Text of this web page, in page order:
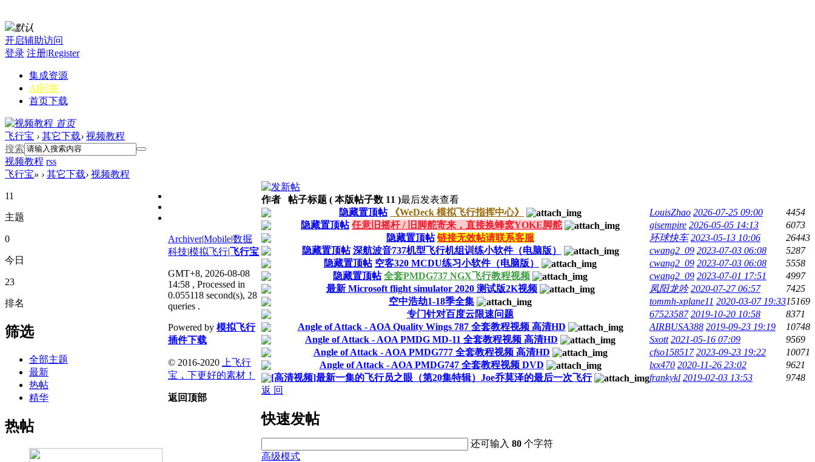
默认
开启辅助访问
登录 注册|Register
集成资源
AI问答
首页下载
首页
飞行宝 › 其它下载› 视频教程
搜索
视频教程 rss
飞行宝» › 其它下载› 视频教程
作者 帖子标题 ( 本版帖子数 11 )最后发表查看
隐藏置顶帖
《WeDeck 模拟飞行指挥中心》 LouisZhao 2026-07-25 09:00
4454
隐藏置顶帖 任意旧摇杆 / 旧脚舵寄来，直接换蜂窝YOKE脚舵 gisempire 2026-05-05 14:13
6073
隐藏置顶帖 链接无效帖请联系客服 环球快车 2023-05-13 10:06
26443
隐藏置顶帖 深航波音737机型飞行机组训练小软件（电脑版） cwang2_09 2023-07-03 06:08
5287
隐藏置顶帖 空客320 MCDU练习小软件（电脑版） cwang2_09 2023-07-03 06:08
5558
隐藏置顶帖 全套PMDG737 NGX飞行教程视频 cwang2_09 2023-07-01 17:51
4997
最新 Microsoft flight simulator 2020 测试版2K视频
凤阳龙吟 2020-07-27 06:57
7425
空中浩劫1-18季全集
tommh-xplane11 2020-03-07 19:3315169
专门针对百度云限速问题
67523587 2019-10-20 10:58
8371
Angle of Attack - AOA Quality Wings 787 全套教程视频 高清HD
AIRBUSA388 2019-09-23 19:19
10748
Angle of Attack - AOA PMDG MD-11 全套教程视频 高清HD
Sxott 2021-05-16 07:09
9569
Angle of Attack - AOA PMDG777 全套教程视频 高清HD
cfso158517 2023-09-23 19:22
10071
Angle of Attack - AOA PMDG747 全套教程视频 DVD
lxx470 2020-11-26 23:02
9621
[高清视频]最新一集的飞行员之眼（第20集特辑）Joe乔莫泽的最后一次飞行
frankykl 2019-02-03 13:53
9748
返 回
快速发帖
还可输入80 个字符
高级模式
11
主题
0
今日
23
排名
筛选
全部主题
最新
热帖
精华
热帖
Archiver|Mobile|数掘
科技|模拟飞行|飞行宝
GMT+8, 2026-08-08
14:58 , Processed in
0.055118 second(s), 28
queries .
Powered by 模拟飞行
插件下载
© 2016-2020
上飞行
宝，下更好的素材！
返回顶部